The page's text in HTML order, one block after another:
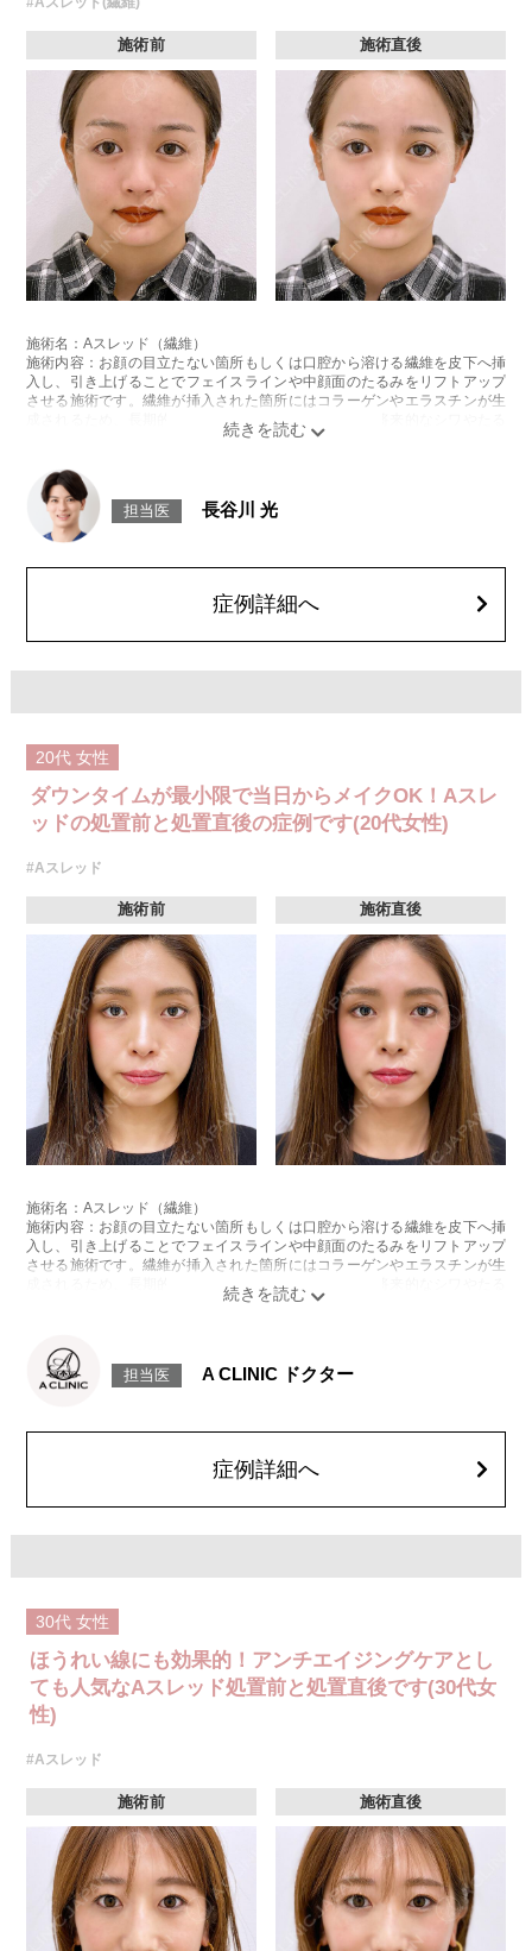
施術前 施術直後
施術名：Aスレッド（繊維）
施術内容：お顔の目立たない箇所もしくは口腔から溶ける繊維を皮下へ挿
入し、引き上げることでフェイスラインや中顔面のたるみをリフトアップ
させる施術です。繊維が挿入された箇所にはコラーゲンやエラスチンが生
成されるため、長期的な美肌効果、肌質の改善効果、将来的なシワやたる
みの予防効果が期待できます。
リスク、副作用：腫れ、内出血、疼痛、頭痛、引き攣れ感などが生じるこ
とがございます。また、稀ではありますが、施術部位の細菌感染症、皮膚
のよれ、繊維の突出などが生じることがございます。化膿止め・痛み止め
を処方しております。服用により、何か異常があれば服用を中止してくだ
費用：1部位 184,800円(税込)
オプション：笑気麻酔 3,300円(税込)
担当医 長谷川 光
症例詳細へ
20代 女性
ダウンタイムが最小限で当日からメイクOK！Aスレ
ッドの処置前と処置直後の症例です(20代女性)
#Aスレッド
施術前 施術直後
施術名：Aスレッド（繊維）
施術内容：お顔の目立たない箇所もしくは口腔から溶ける繊維を皮下へ挿
入し、引き上げることでフェイスラインや中顔面のたるみをリフトアップ
させる施術です。繊維が挿入された箇所にはコラーゲンやエラスチンが生
成されるため、長期的な美肌効果、肌質の改善効果、将来的なシワやたる
みの予防効果が期待できます。
とがございます。また、稀ではありますが、施術部位の細菌感染症、皮膚
のよれ、繊維の突出などが生じることがございます。化膿止め・痛み止め
費用：1部位 184,800円(税込)
オプション：笑気麻酔 3,300円(税込)
担当医 A CLINIC ドクター
症例詳細へ
30代 女性
ほうれい線にも効果的！アンチエイジングケアとし
ても人気なAスレッド処置前と処置直後です(30代女
性)
#Aスレッド
施術前 施術直後